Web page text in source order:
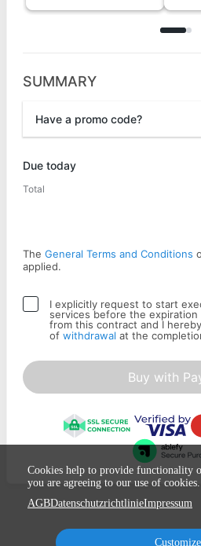
SUMMARY
Have a promo code?
Due today
Total
The General Terms and Conditions
applied.
I explicitly request to start
services before the
from this contract and I
of withdrawal at the
Buy with
Cookies help to provide functionality
you are agreeing to our use of cookies.
AGBDatenschutzrichtlinieImpressum
Customize